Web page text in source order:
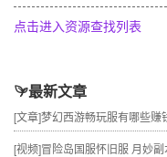
点击进入资源查找列表
最新文章
[文章]梦幻西游畅玩服有哪些赚
[视频]冒险岛国服怀旧服 月妙副